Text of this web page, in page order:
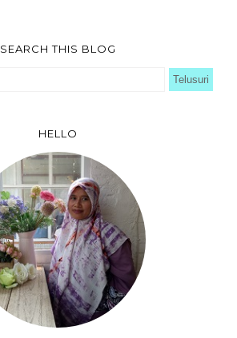
SEARCH THIS BLOG
HELLO